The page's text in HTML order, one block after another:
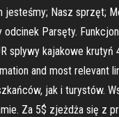
jesteśmy; Nasz
Parsęty.
splywy kajakowe
and most
jak i turystów.
Za 5$ zjeżdża się